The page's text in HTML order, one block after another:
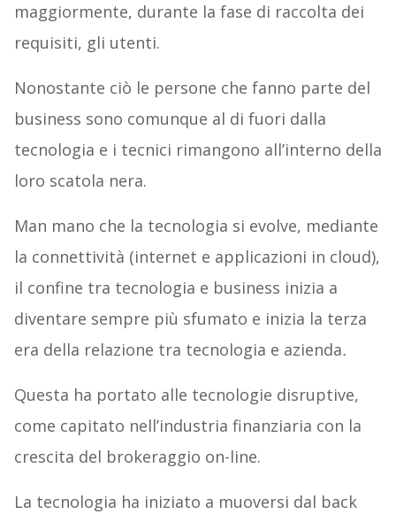
maggiormente, durante la fase di raccolta dei
requisiti, gli utenti.
Nonostante ciò le persone che fanno parte del
business sono comunque al di fuori dalla
tecnologia e i tecnici rimangono all’interno della
loro scatola nera.
Man mano che la tecnologia si evolve, mediante
la connettività (internet e applicazioni in cloud),
il confine tra tecnologia e business inizia a
diventare sempre più sfumato e inizia la terza
era della relazione tra tecnologia e azienda.
Questa ha portato alle tecnologie disruptive,
come capitato nell’industria finanziaria con la
crescita del brokeraggio on-line.
La tecnologia ha iniziato a muoversi dal back